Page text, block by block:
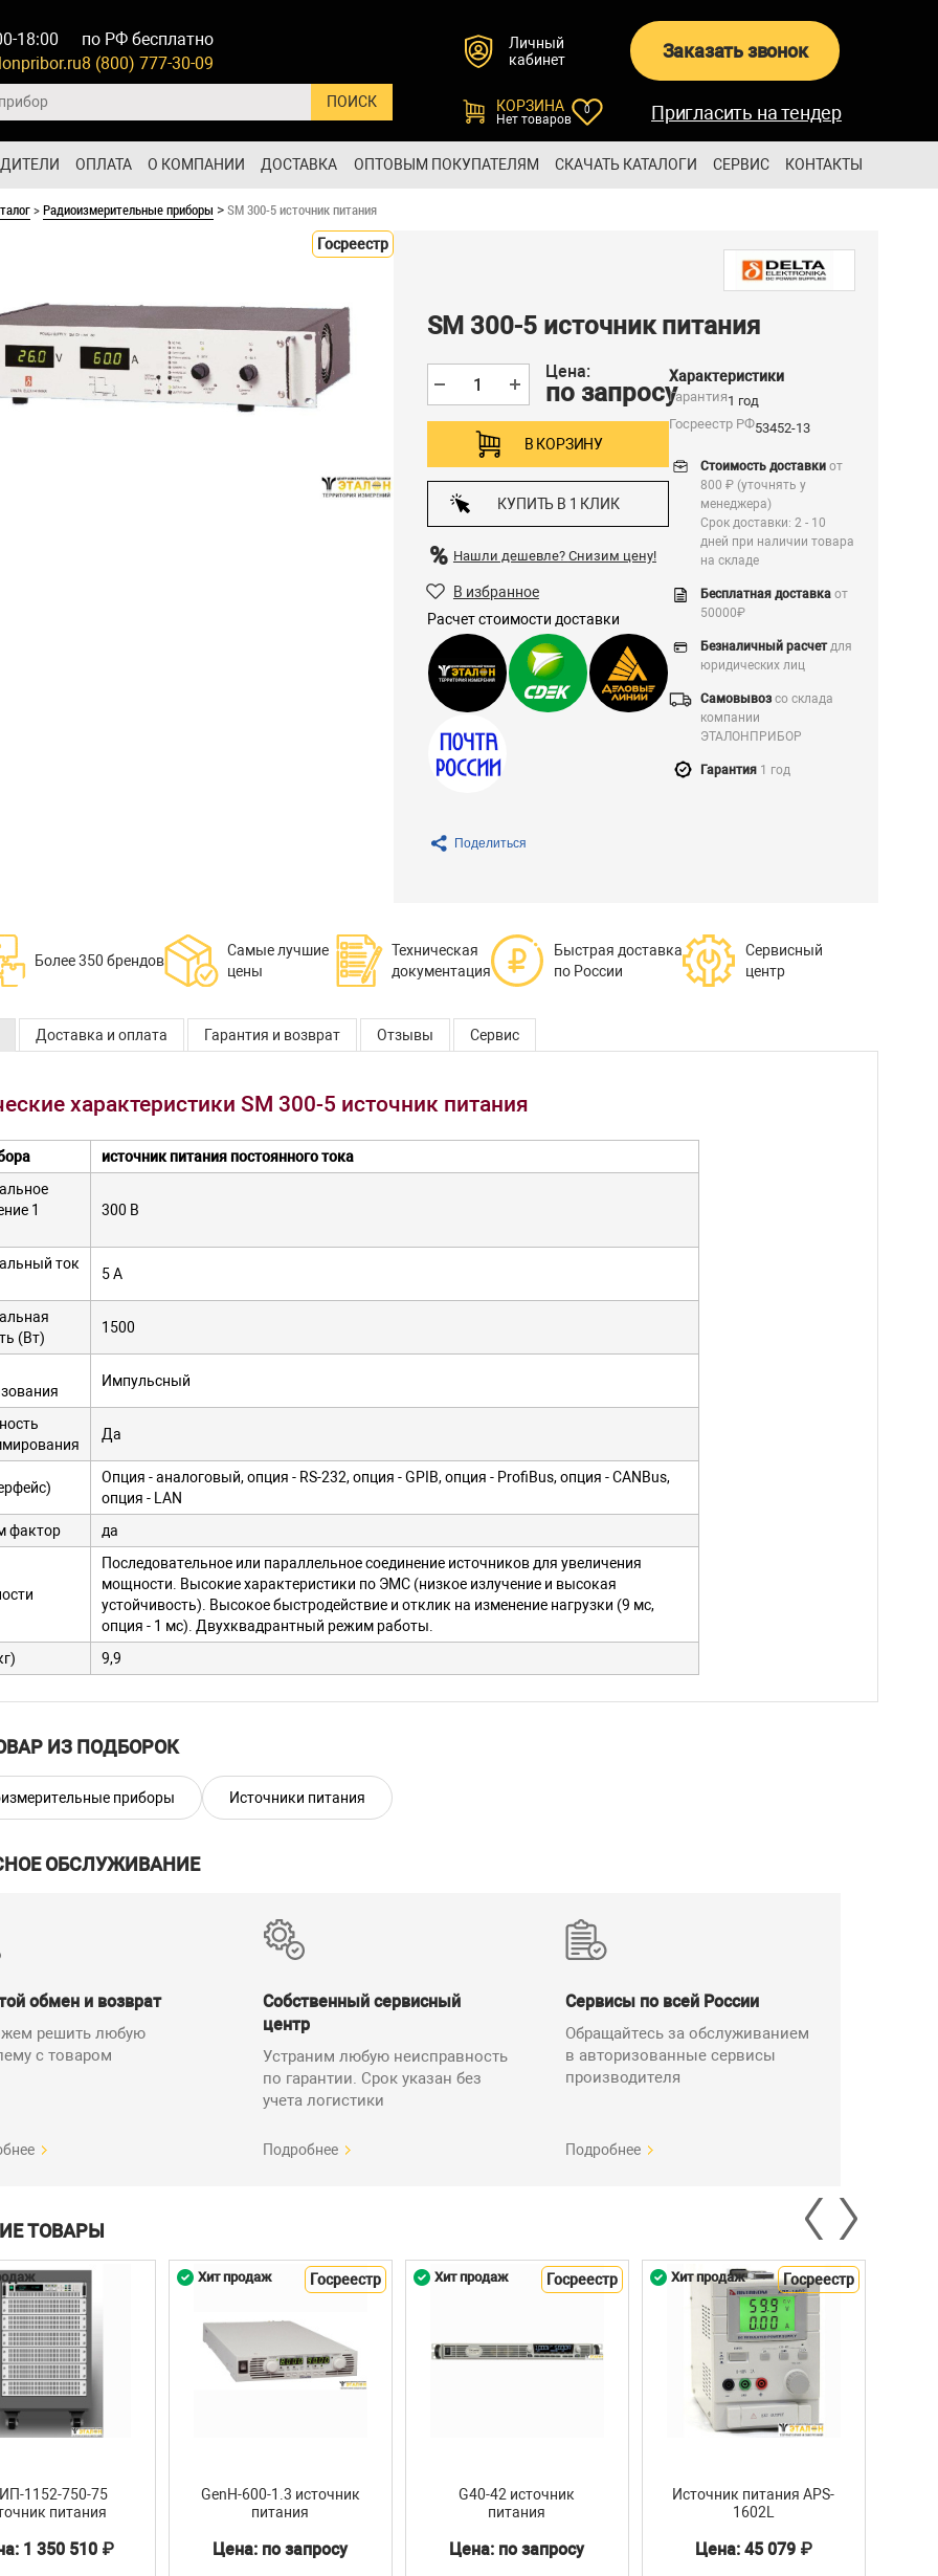
18:00
по РФ бесплатно
8 (800) 777-30-09
Личный
кабинет
Заказать звонок
КОРЗИНА
Нет товаров
0 Пригласить на тендер
ОПЛАТА О КОМПАНИИ ДОСТАВКА ОПТОВЫМ ПОКУПАТЕЛЯМ СКАЧАТЬ КАТАЛОГИ СЕРВИС КОНТАКТЫ
>Радиоизмерительные приборы >SM 300-5 источник питания
Госреестр
SM 300-5 источник питания
Цена:
по запросу
В КОРЗИНУ
КУПИТЬ В 1 КЛИК
Нашли дешевле? Снизим цену!
В избранное
Расчет стоимости доставки
Характеристики
Гарантия1 год
Госреестр РФ53452-13
Стоимость доставкиот
800 ₽ (уточнять у
менеджера)
Срок доставки: 2 - 10
дней при наличии товара
на складе
Бесплатная доставкаот
50000₽
Безналичный расчетдля
юридических лиц
Самовывозсо склада
компании
ЭТАЛОНПРИБОР
Гарантия1 год
Поделиться
Более 350 брендов
Самые лучшие
цены
Техническая
документация
Быстрая доставка
по России
Сервисный
центр
Доставка и оплата Гарантия и возврат Отзывы Сервис
характеристики SM 300-5 источник питания
источник питания постоянного тока
1
300 В
ток
5 А
(Вт)
1500
Импульсный
Да
Опция - аналоговый, опция - RS-232, опция - GPIB, опция - ProfiBus, опция - CANBus,
опция - LAN
фактор
да
Последовательное или параллельное соединение источников для увеличения
мощности. Высокие характеристики по ЭМС (низкое излучение и высокая
устойчивость). Высокое быстродействие и отклик на изменение нагрузки (9 мс,
опция - 1 мс). Двухквадрантный режим работы.
9,9
ИЗ ПОДБОРОК
приборы Источники питания
ОБСЛУЖИВАНИЕ
обмен и возврат
решить любую
с товаром
Собственный сервисный
центр
Устраним любую неисправность
по гарантии. Срок указан без
учета логистики
Подробнее
Сервисы по всей России
Обращайтесь за обслуживанием
в авторизованные сервисы
производителя
Подробнее
ТОВАРЫ
1152-750-75
питания
1 350 510 ₽
GenH-600-1.3 источник
питания
Цена: по запросу
Хит продаж Госреестр
G40-42 источник
питания
Цена: по запросу
Хит продаж Госреестр
Источник питания APS-
1602L
Цена: 45 079 ₽
Хит продаж Госреестр